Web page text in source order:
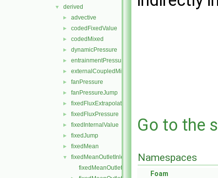
▼ derived
► advective
► codedFixedValue
► codedMixed
► dynamicPressure
► entrainmentPressure
► externalCoupledMixed
► fanPressure
► fanPressureJump
► fixedFluxExtrapolatedPressure
► fixedFluxPressure
► fixedInternalValue
► fixedJump
► fixedMean
▼
fixedMeanOutletInlet
fixedMeanOutletInletFvPatchField.C
Go to the
Namespaces
Foam